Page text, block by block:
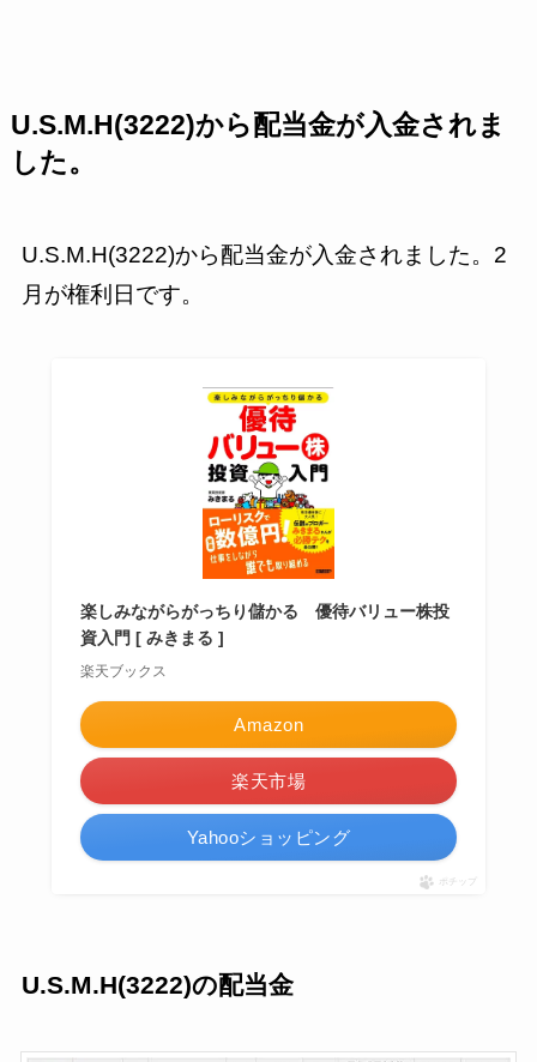
U.S.M.H(3222)から配当金が入金されま
した。
U.S.M.H(3222)から配当金が入金されました。2
月が権利日です。
楽しみながらがっちり儲かる 優待バリュー株投
資入門 [ みきまる ]
楽天ブックス
Amazon
楽天市場
Yahooショッピング
ポチップ
U.S.M.H(3222)の配当金